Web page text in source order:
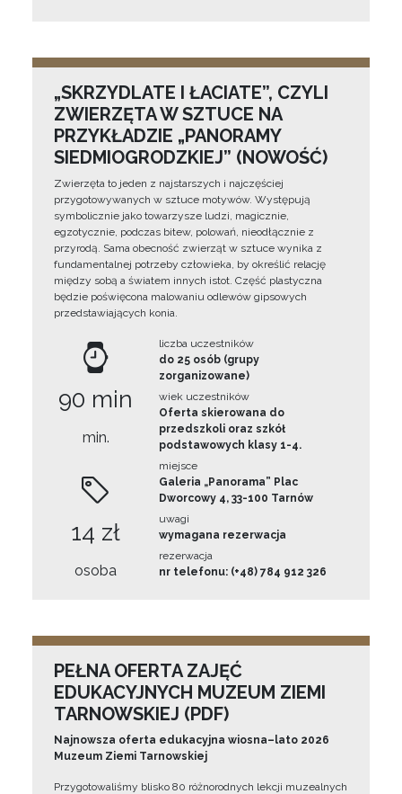
„SKRZYDLATE I ŁACIATE”, CZYLI
ZWIERZĘTA W SZTUCE NA
PRZYKŁADZIE „PANORAMY
SIEDMIOGRODZKIEJ” (NOWOŚĆ)
Zwierzęta to jeden z najstarszych i najczęściej
przygotowywanych w sztuce motywów. Występują
symbolicznie jako towarzysze ludzi, magicznie,
egzotycznie, podczas bitew, polowań, nieodłącznie z
przyrodą. Sama obecność zwierząt w sztuce wynika z
fundamentalnej potrzeby człowieka, by określić relację
między sobą a światem innych istot. Część plastyczna
będzie poświęcona malowaniu odlewów gipsowych
przedstawiających konia.
90 min
min.
14 zł
osoba
liczba uczestników
do 25 osób (grupy
zorganizowane)
wiek uczestników
Oferta skierowana do
przedszkoli oraz szkół
podstawowych klasy 1-4.
miejsce
Galeria „Panorama” Plac
Dworcowy 4, 33-100 Tarnów
uwagi
wymagana rezerwacja
rezerwacja
nr telefonu: (+48) 784 912 326
PEŁNA OFERTA ZAJĘĆ
EDUKACYJNYCH MUZEUM ZIEMI
TARNOWSKIEJ (PDF)
Najnowsza oferta edukacyjna wiosna–lato 2026
Muzeum Ziemi Tarnowskiej
Przygotowaliśmy blisko 80 różnorodnych lekcji muzealnych